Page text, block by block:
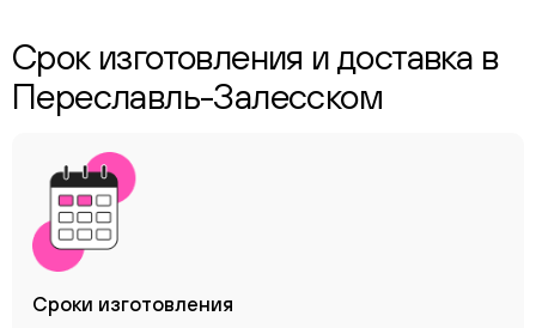
Срок изготовления и доставка в
Переславль-Залесском
Сроки изготовления